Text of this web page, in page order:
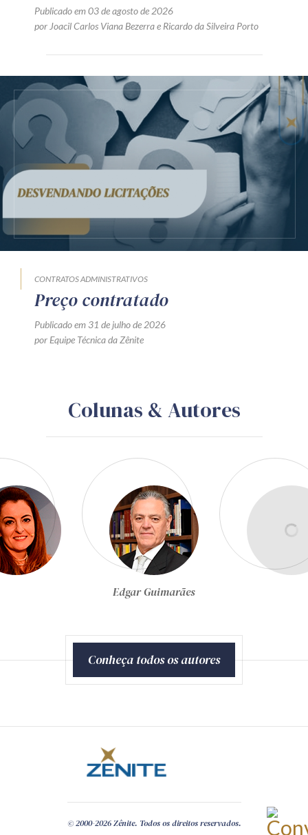
Publicado em 03 de agosto de 2026
por Joacil Carlos Viana Bezerrae Ricardo da Silveira Porto
CONTRATOS ADMINISTRATIVOS
Preço contratado
Publicado em 31 de julho de 2026
por Equipe Técnica da Zênite
Colunas & Autores
Egon Bockmann Moreira
Conheça todos os autores
© 2000-2026 Zênite. Todos os direitos reservados.